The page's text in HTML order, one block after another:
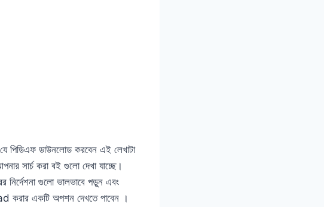
পিডিএফ ডাউনলোড করবেন এই লেখাটা
সার্চ করা বই গুলো দেখা যাচ্ছে।
গুলো ভালভাবে পড়ুন এবং
করার একটি অপশন দেখতে পাবেন ।